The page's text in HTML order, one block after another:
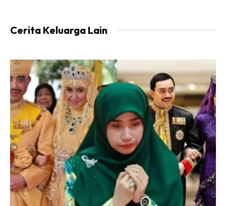
Bagi yang tidak tahu, Raja Permaisuri Agong, Tunku Azizah
mengasaskan satu yayasan kesuburan yang dinamakan
Yayasan Fertiliti Tunku Azizah.
Cerita Keluarga Lain